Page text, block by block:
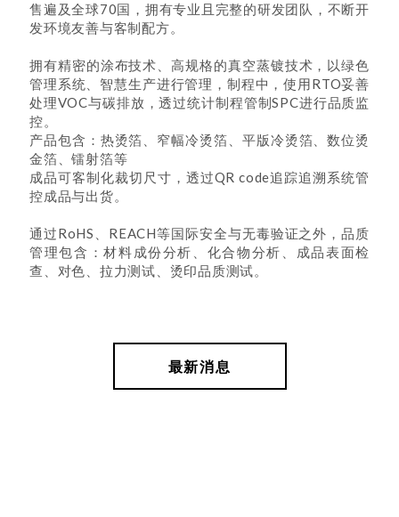
售遍及全球70国，拥有专业且完整的研发团队，不断开
发环境友善与客制配方。
拥有精密的涂布技术、高规格的真空蒸镀技术，以绿色
管理系统、智慧生产进行管理，制程中，使用RTO妥善
处理VOC与碳排放，透过统计制程管制SPC进行品质监
控。
产品包含：热烫箔、窄幅冷烫箔、平版冷烫箔、数位烫
金箔、镭射箔等
成品可客制化裁切尺寸，透过QR code追踪追溯系统管
控成品与出货。
通过RoHS、REACH等国际安全与无毒验证之外，品质
管理包含：材料成份分析、化合物分析、成品表面检
查、对色、拉力测试、烫印品质测试。
最新消息